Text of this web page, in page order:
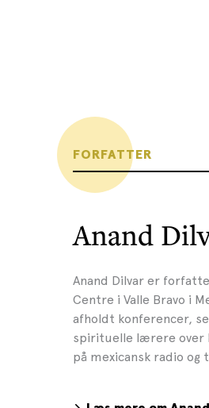
FORFATTER
Anand
Anand Dilvar er
Centre i Valle Bravo i
afholdt konferencer,
spirituelle lærere over
på mexicansk radio og